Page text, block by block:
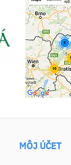
MÔJ ÚČET